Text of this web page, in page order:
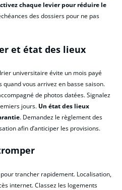
chaque levier pour réduire le
des dossiers pour ne pas
et état des lieux
universitaire évite un mois payé
vous arrivez en basse saison.
de photos datées. Signalez
jours. Un état des lieux
. Demandez le règlement des
afin d’anticiper les provisions.
trancher rapidement. Localisation,
internet. Classez les logements